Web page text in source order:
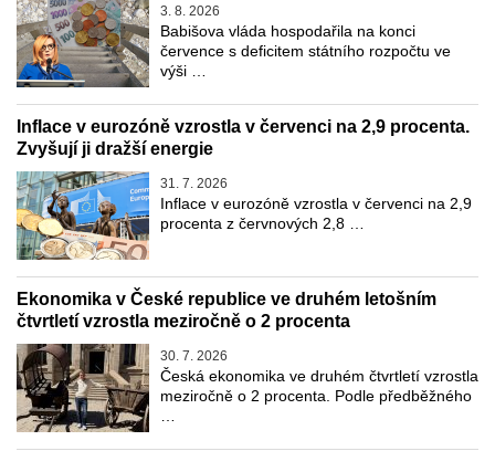
3. 8. 2026
Babišova vláda hospodařila na konci
července s deficitem státního rozpočtu ve
výši …
Inflace v eurozóně vzrostla v červenci na 2,9 procenta.
Zvyšují ji dražší energie
31. 7. 2026
Inflace v eurozóně vzrostla v červenci na 2,9
procenta z červnových 2,8 …
Ekonomika v České republice ve druhém letošním
čtvrtletí vzrostla meziročně o 2 procenta
30. 7. 2026
Česká ekonomika ve druhém čtvrtletí vzrostla
meziročně o 2 procenta. Podle předběžného
…